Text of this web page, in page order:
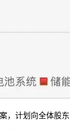
，计划向全体股